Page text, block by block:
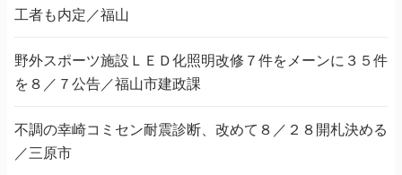
工者も内定／福山
野外スポーツ施設ＬＥＤ化照明改修７件をメーンに３５件
を８／７公告／福山市建政課
不調の幸崎コミセン耐震診断、改めて８／２８開札決める
／三原市